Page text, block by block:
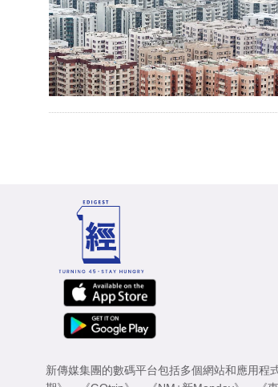
新傳媒集團的數碼平台包括多個網站和應用程